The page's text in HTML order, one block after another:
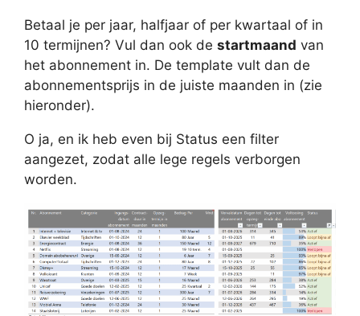
Betaal je per jaar, halfjaar of per kwartaal of in
10 termijnen? Vul dan ook de startmaand van
het abonnement in. De template vult dan de
abonnementsprijs in de juiste maanden in (zie
hieronder).
O ja, en ik heb even bij Status een filter
aangezet, zodat alle lege regels verborgen
worden.